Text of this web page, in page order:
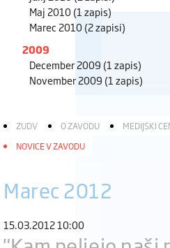
Maj 2010(1 zapis)
Marec 2010(2 zapisi)
2009
December 2009 (1 zapis)
November 2009 (1 zapis)
ZUDV O ZAVODU
MEDIJSKI
NOVICE V ZAVODU
Marec 2012
15.03.2012 10:00